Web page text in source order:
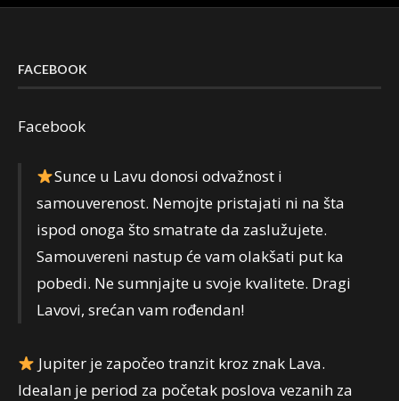
FACEBOOK
Facebook
Sunce u Lavu donosi odvažnost i
samouverenost. Nemojte pristajati ni na šta
ispod onoga što smatrate da zaslužujete.
Samouvereni nastup će vam olakšati put ka
pobedi. Ne sumnjajte u svoje kvalitete. Dragi
Lavovi, srećan vam rođendan!
Jupiter je započeo tranzit kroz znak Lava.
Idealan je period za početak poslova vezanih za